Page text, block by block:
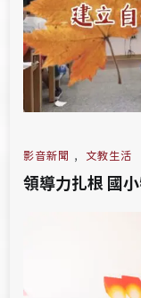
影音新聞 , 文教生活
領導力扎根 國